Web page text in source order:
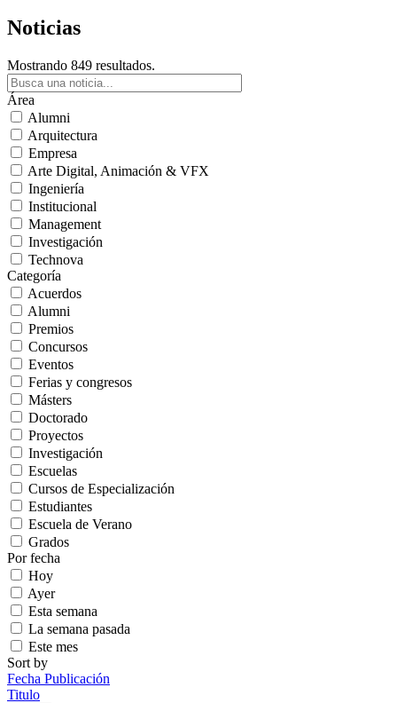
Noticias
Mostrando 849 resultados.
Área
Alumni
Arquitectura
Empresa
Arte Digital, Animación & VFX
Ingeniería
Institucional
Management
Investigación
Technova
Categoría
Acuerdos
Alumni
Premios
Concursos
Eventos
Ferias y congresos
Másters
Doctorado
Proyectos
Investigación
Escuelas
Cursos de Especialización
Estudiantes
Escuela de Verano
Grados
Por fecha
Hoy
Ayer
Esta semana
La semana pasada
Este mes
Sort by
Fecha Publicación
Titulo